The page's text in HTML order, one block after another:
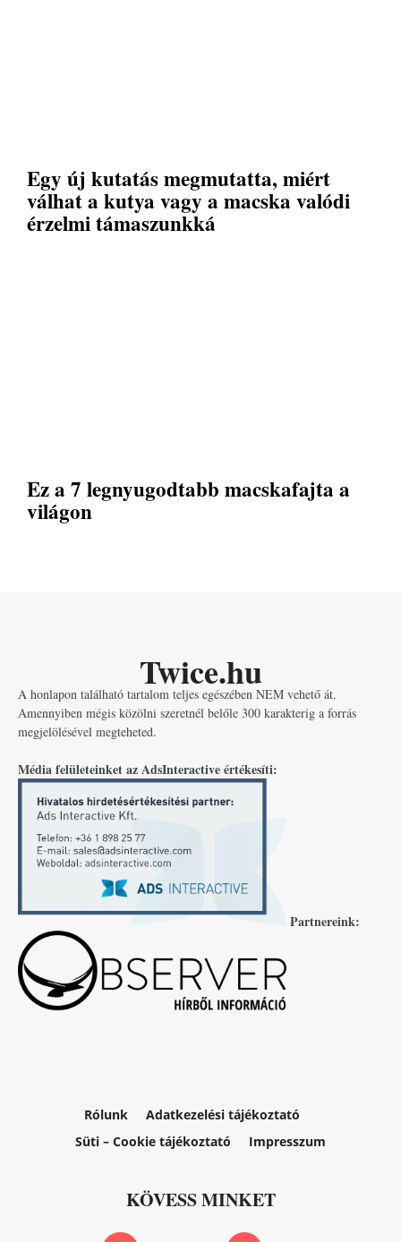
Egy új kutatás megmutatta, miért
válhat a kutya vagy a macska valódi
érzelmi támaszunkká
Ez a 7 legnyugodtabb macskafajta a
világon
Twice.hu
A honlapon található tartalom teljes egészében NEM vehető át.
Amennyiben mégis közölni szeretnél belőle 300 karakterig a forrás
megjelölésével megteheted.
Média felületeinket az AdsInteractive értékesíti:
Partnereink:
Rólunk
Adatkezelési tájékoztató
Süti – Cookie tájékoztató
Impresszum
KÖVESS MINKET